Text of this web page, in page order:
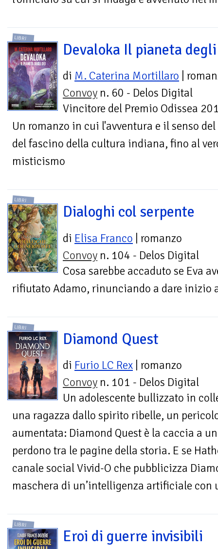
LIBRI
Devaloka Il pianeta
di M. Caterina Mortillaro |
Convoy n. 60 - Delos Digital
Vincitore del Premio Odissea
Un romanzo in cui l'avventura e il senso
del fascino della cultura indiana, fino al
misticismo
LIBRI
Dialoghi col serpente
di Elisa Franco | romanzo
Convoy n. 104 - Delos Digital
Cosa sarebbe accaduto se Eva
rifiutato Adamo, rinunciando a dare inizio
LIBRI
Diamond Quest
di Furio LC Rex | romanzo
Convoy n. 101 - Delos Digital
Un adolescente bullizzato in
una ragazza dallo spirito ribelle, un
aumentata: Diamond Quest è la caccia a
perdono tra le pagine della storia. E se
canale social Vivid-O che pubblicizza
maschera di un’intelligenza artificiale con
LIBRI
Eroi di guerre invisibili